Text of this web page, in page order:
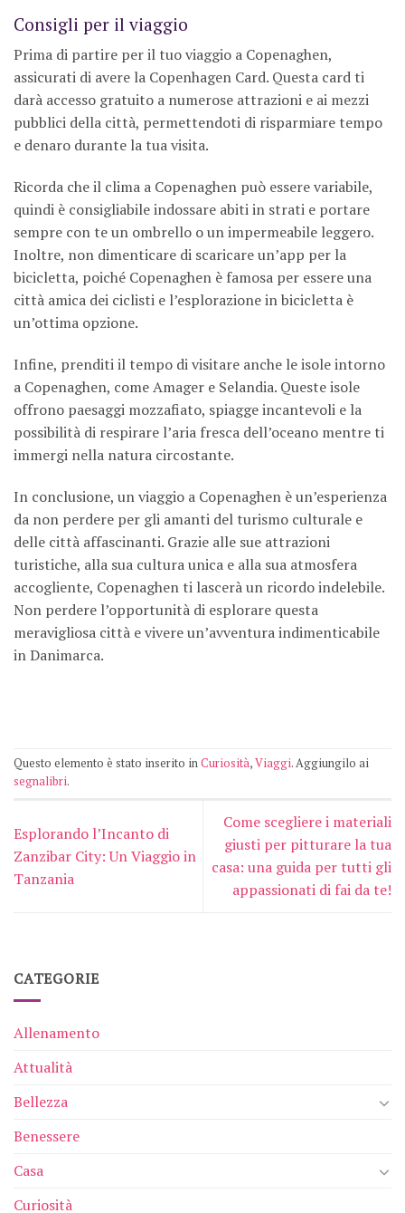
Consigli per il viaggio
Prima di partire per il tuo viaggio a Copenaghen,
assicurati di avere la Copenhagen Card. Questa card ti
darà accesso gratuito a numerose attrazioni e ai mezzi
pubblici della città, permettendoti di risparmiare tempo
e denaro durante la tua visita.
Ricorda che il clima a Copenaghen può essere variabile,
quindi è consigliabile indossare abiti in strati e portare
sempre con te un ombrello o un impermeabile leggero.
Inoltre, non dimenticare di scaricare un’app per la
bicicletta, poiché Copenaghen è famosa per essere una
città amica dei ciclisti e l’esplorazione in bicicletta è
un’ottima opzione.
Infine, prenditi il tempo di visitare anche le isole intorno
a Copenaghen, come Amager e Selandia. Queste isole
offrono paesaggi mozzafiato, spiagge incantevoli e la
possibilità di respirare l’aria fresca dell’oceano mentre ti
immergi nella natura circostante.
In conclusione, un viaggio a Copenaghen è un’esperienza
da non perdere per gli amanti del turismo culturale e
delle città affascinanti. Grazie alle sue attrazioni
turistiche, alla sua cultura unica e alla sua atmosfera
accogliente, Copenaghen ti lascerà un ricordo indelebile.
Non perdere l’opportunità di esplorare questa
meravigliosa città e vivere un’avventura indimenticabile
in Danimarca.
Questo elemento è stato inserito inCuriosità,Viaggi. Aggiungilo ai
segnalibri.
Esplorando l’Incanto di
Zanzibar City: Un Viaggio in
Tanzania
Come scegliere i materiali
giusti per pitturare la tua
casa: una guida per tutti gli
appassionati di fai da te!
CATEGORIE
Allenamento
Attualità
Bellezza
Benessere
Casa
Curiosità